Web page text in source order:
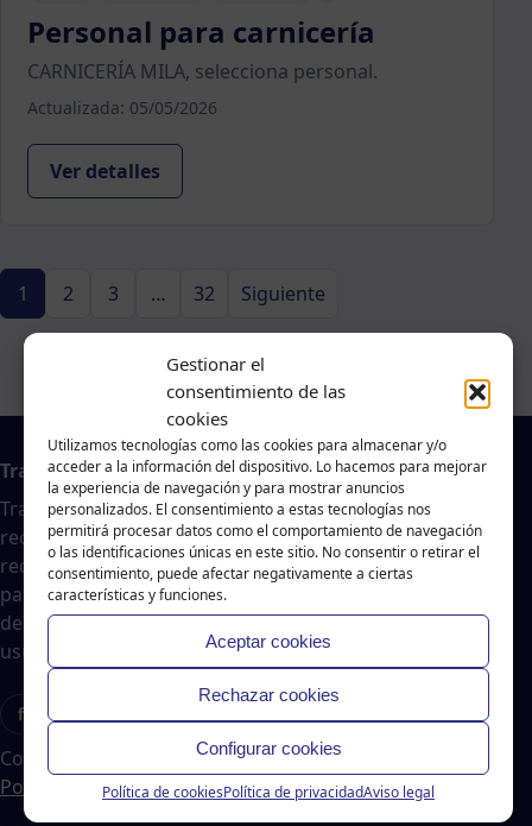
Gestionar el
consentimiento de las
cookies
Utilizamos tecnologías como las cookies para almacenar y/o
acceder a la información del dispositivo. Lo hacemos para mejorar
la experiencia de navegación y para mostrar anuncios
personalizados. El consentimiento a estas tecnologías nos
permitirá procesar datos como el comportamiento de navegación
o las identificaciones únicas en este sitio. No consentir o retirar el
consentimiento, puede afectar negativamente a ciertas
características y funciones.
Aceptar cookies
Rechazar cookies
Configurar cookies
Política de cookiesPolítica de privacidadAviso legal
Personal para carnicería
CARNICERÍA MILA, selecciona personal.
Actualizada: 05/05/2026
Ver detalles
1 2 3 … 32 Siguiente
Trabajo en A Coruña
Traballar na costa es un agregador de noticias
recopiladas de páginas webs, portales de trabajo y
redes sociales, publicadas por empresas o
particulares, no nos responsabilizamos de la veracidad
del contenido ni de la oferta de trabajo publicada. Los
usuarios deberán valorar la veracidad de dicha oferta.
f
Copyright © 2024 Traballar na Costa|
Política de cookies -Política de privacidad